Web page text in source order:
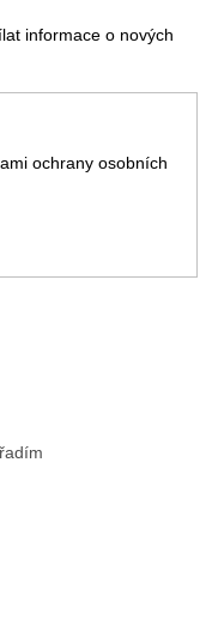
informace o nových
ochrany osobních